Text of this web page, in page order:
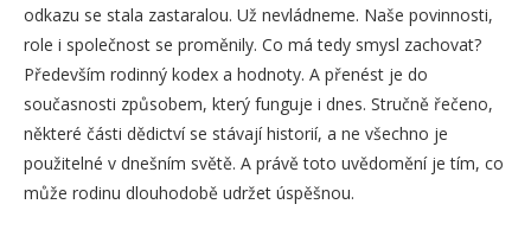
odkazu se stala zastaralou. Už nevládneme. Naše povinnosti,
role i společnost se proměnily. Co má tedy smysl zachovat?
Především rodinný kodex a hodnoty. A přenést je do
současnosti způsobem, který funguje i dnes. Stručně řečeno,
některé části dědictví se stávají historií, a ne všechno je
použitelné v dnešním světě. A právě toto uvědomění je tím, co
může rodinu dlouhodobě udržet úspěšnou.